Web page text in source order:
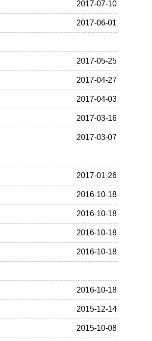
2017-07-10
2017-06-01
2017-05-25
2017-04-27
2017-04-03
2017-03-16
2017-03-07
2017-01-26
2016-10-18
2016-10-18
2016-10-18
2016-10-18
2016-10-18
2015-12-14
2015-10-08